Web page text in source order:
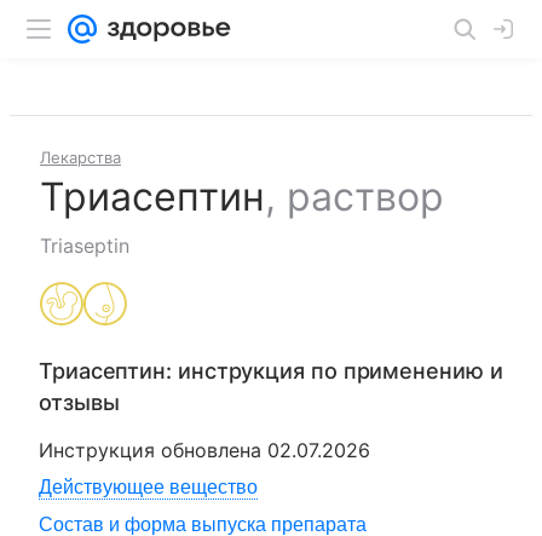
Лекарства
Триасептин, раствор
Triaseptin
Триасептин: инструкция по применению и
отзывы
Инструкция обновлена 02.07.2026
Действующее вещество
Состав и форма выпуска препарата